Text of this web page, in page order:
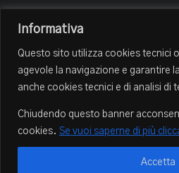
Informativa
Questo sito utilizza cookies tecnici
agevole la navigazione e garantire
anche cookies tecnici e di analisi di
Chiudendo questo banner
cookies. Se vuoi saperne di più
Accetta
Chi sono
Episodi
Blog